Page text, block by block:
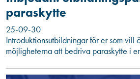
paraskytte
25-09-30
Introduktionsutbildningar för er som vill
möjligheterna att bedriva paraskytte i